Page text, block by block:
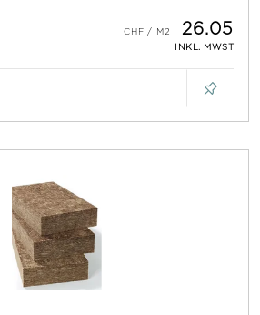
26.05
INKL. MWST